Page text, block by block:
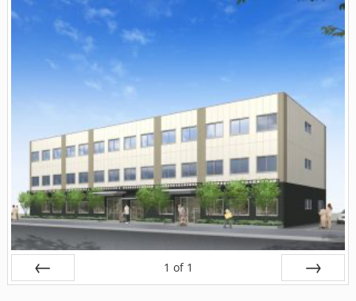
1 of 1